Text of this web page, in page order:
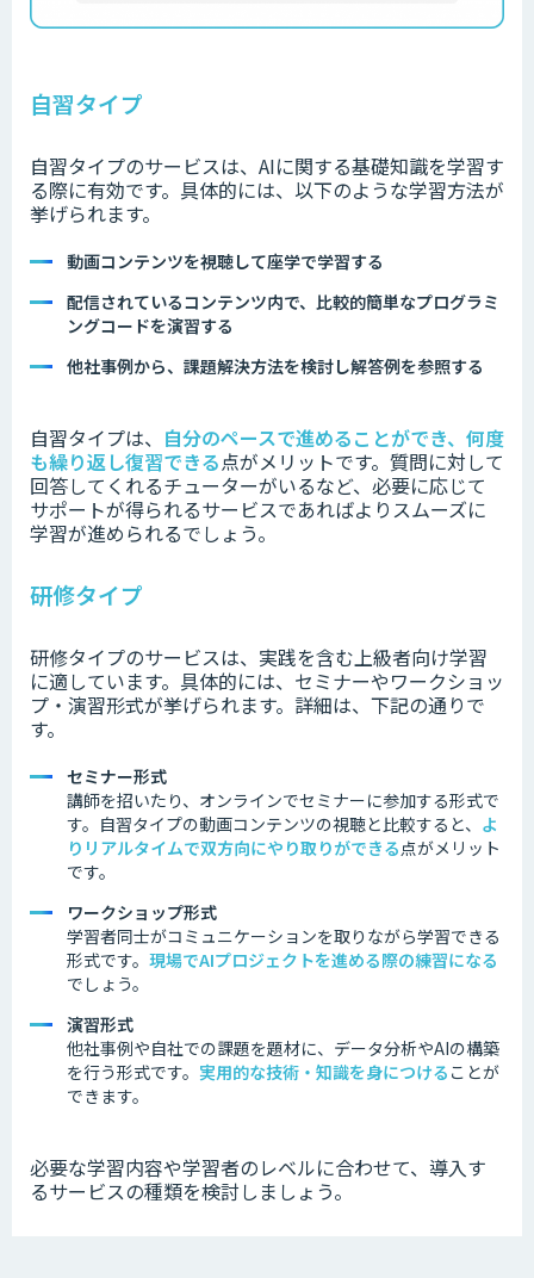
自習タイプ
自習タイプのサービスは、AIに関する基礎知識を学習す
る際に有効です。具体的には、以下のような学習方法が
挙げられます。
動画コンテンツを視聴して座学で学習する
配信されているコンテンツ内で、比較的簡単なプログラミ
ングコードを演習する
他社事例から、課題解決方法を検討し解答例を参照する
自習タイプは、 自分のペースで進めることができ、何度
も繰り返し復習できる点がメリットです。質問に対して
回答してくれるチューターがいるなど、必要に応じて
サポートが得られるサービスであればよりスムーズに
学習が進められるでしょう。
研修タイプ
研修タイプのサービスは、実践を含む上級者向け学習
に適しています。具体的には、セミナーやワークショッ
プ・演習形式が挙げられます。詳細は、下記の通りで
す。
セミナー形式
講師を招いたり、オンラインでセミナーに参加する形式で
す。 自習タイプの動画コンテンツの視聴と比較すると、 よ
り リアルタイムで双方向にやり取りができる点がメリット
です。
ワークショップ形式
学習者同士がコミュニケーションを取りながら学習できる
形式です。 現場でAIプロジェクトを進める際の練習になる
でしょう。
演習形式
他社事例や自社での課題を題材に、データ分析やAIの構築
を行う形式です。 実用的な技術・知識を身につける ことが
できます。
必要な学習内容や学習者のレベルに合わせて、導入す
るサービスの種類を検討しましょう。